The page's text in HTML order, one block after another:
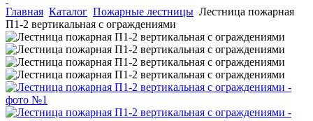
Главная Каталог Пожарные лестницы Лестница пожарная
П1-2 вертикальная с ограждениями